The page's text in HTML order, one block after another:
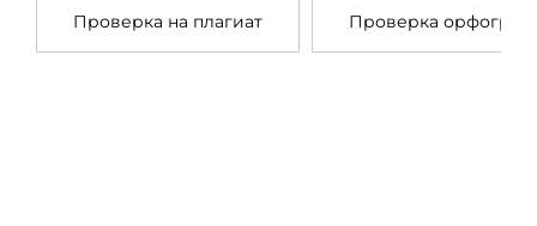
Проверка на плагиат Проверка